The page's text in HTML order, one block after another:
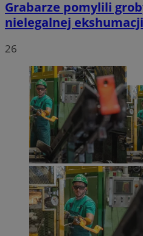
Grabarze pomylili
nielegalnej ekshumacji
26